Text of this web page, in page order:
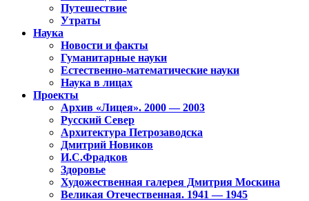
Путешествие
Утраты
Наука
Новости и факты
Гуманитарные науки
Естественно-математические науки
Наука в лицах
Проекты
Архив «Лицея». 2000 — 2003
Русский Север
Архитектура Петрозаводска
Дмитрий Новиков
И.С.Фрадков
Здоровье
Художественная галерея Дмитрия Москина
Великая Отечественная. 1941 — 1945